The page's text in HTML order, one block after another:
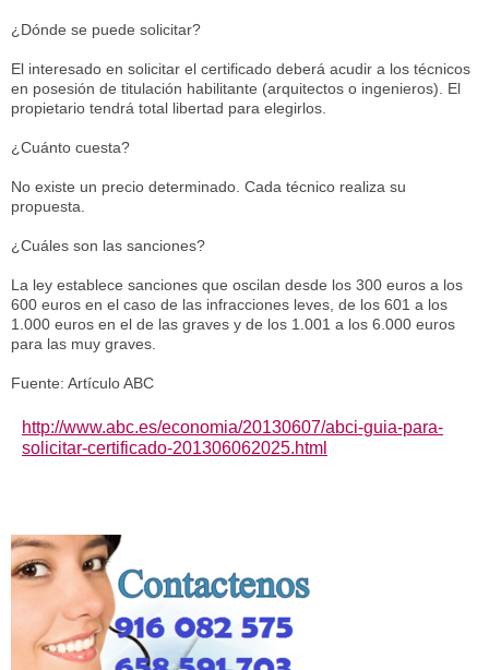
¿Dónde se puede solicitar?
El interesado en solicitar el certificado deberá acudir a los técnicos
en posesión de titulación habilitante (arquitectos o ingenieros). El
propietario tendrá total libertad para elegirlos.
¿Cuánto cuesta?
No existe un precio determinado. Cada técnico realiza su
propuesta.
¿Cuáles son las sanciones?
La ley establece sanciones que oscilan desde los 300 euros a los
600 euros en el caso de las infracciones leves, de los 601 a los
1.000 euros en el de las graves y de los 1.001 a los 6.000 euros
para las muy graves.
Fuente: Artículo ABC
http://www.abc.es/economia/20130607/abci-guia-para-
solicitar-certificado-201306062025.html